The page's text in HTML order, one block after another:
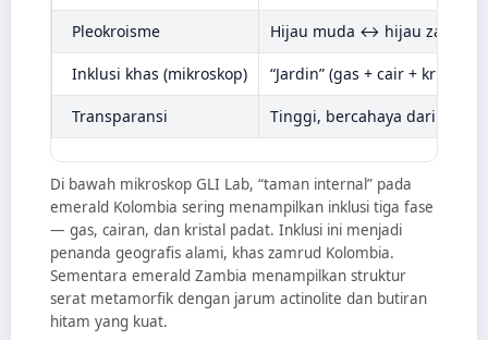
Pleokroisme Hijau muda ↔ hijau zamrud
Inklusi khas (mikroskop) “Jardin” (gas + cair + kristal
Transparansi Tinggi, bercahaya dari dalam
Di bawah mikroskop GLI Lab, “taman internal” pada
emerald Kolombia sering menampilkan inklusi tiga fase
— gas, cairan, dan kristal padat. Inklusi ini menjadi
penanda geografis alami, khas zamrud Kolombia.
Sementara emerald Zambia menampilkan struktur
serat metamorfik dengan jarum actinolite dan butiran
hitam yang kuat.